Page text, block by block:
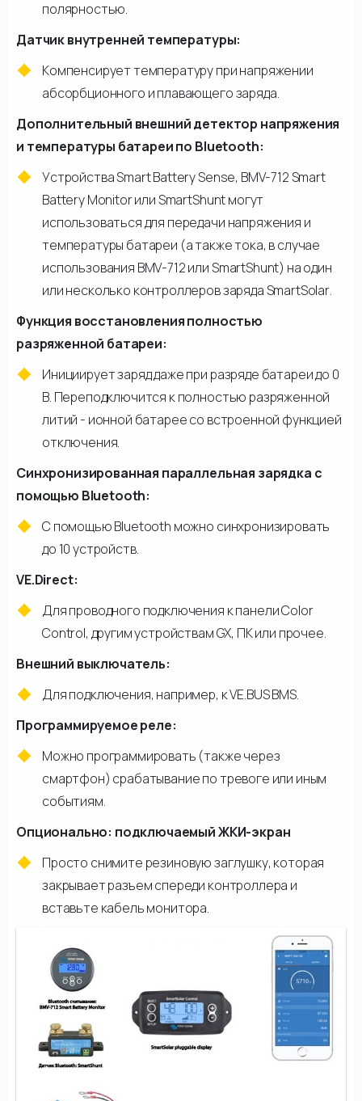
полярностью.
Датчик внутренней температуры:
Компенсирует температуру при напряжении
абсорбционного и плавающего заряда.
Дополнительный внешний детектор напряжения
и температуры батареи по Bluetooth:
Устройства Smart Battery Sense, BMV-712 Smart
Battery Monitor или SmartShunt могут
использоваться для передачи напряжения и
температуры батареи (а также тока, в случае
использования BMV-712 или SmartShunt) на один
или несколько контроллеров заряда SmartSolar.
Функция восстановления полностью
разряженной батареи:
Инициирует заряд даже при разряде батареи до 0
В. Переподключится к полностью разряженной
литий - ионной батарее со встроенной функцией
отключения.
Синхронизированная параллельная зарядка с
помощью Bluetooth:
С помощью Bluetooth можно синхронизировать
до 10 устройств.
VE.Direct:
Для проводного подключения к панели Color
Control, другим устройствам GX, ПК или прочее.
Внешний выключатель:
Для подключения, например, к VE.BUS BMS.
Программируемое реле:
Можно программировать (также через
смартфон) срабатывание по тревоге или иным
событиям.
Опционально: подключаемый ЖКИ-экран
Просто снимите резиновую заглушку, которая
закрывает разъем спереди контроллера и
вставьте кабель монитора.